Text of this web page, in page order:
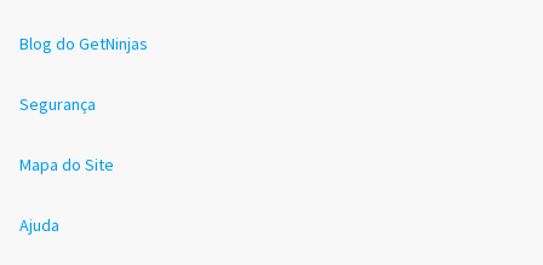
Blog do GetNinjas
Segurança
Mapa do Site
Ajuda